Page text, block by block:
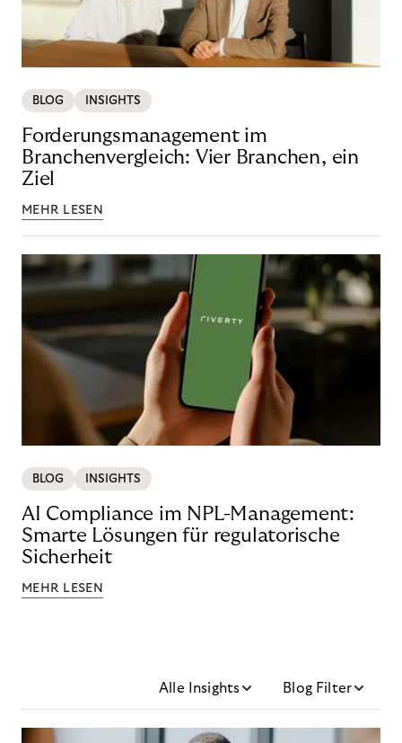
BLOG INSIGHTS
Forderungsmanagement im
Branchenvergleich: Vier Branchen, ein
Ziel
MEHR LESEN
BLOG INSIGHTS
AI Compliance im NPL-Management:
Smarte Lösungen für regulatorische
Sicherheit
MEHR LESEN
Alle Insights Blog Filter